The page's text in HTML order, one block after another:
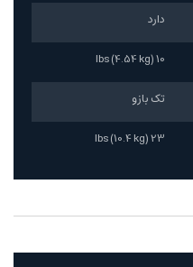
دارد
10 lbs (4.54 kg)
تک بازو
23 lbs (10.4 kg)